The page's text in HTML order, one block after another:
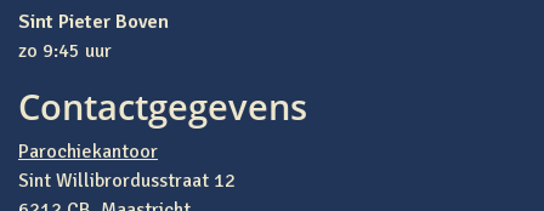
Sint Pieter Boven
zo 9:45 uur
Contactgegevens
Parochiekantoor
Sint Willibrordusstraat 12